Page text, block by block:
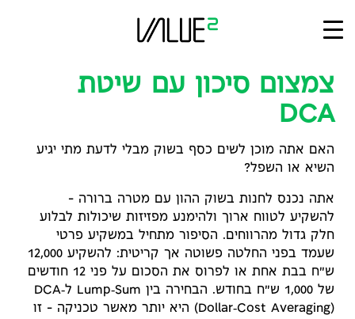
content
צמצום סיכון עם שיטת
DCA
האם אתה מוכן לשים כסף בשוק מבלי לדעת מתי יגיע
השיא או השפל?
אתה נכנס לחנות בשוק ההון עם מטרה ברורה –
להשקיע לטווח ארוך ולהימנע מפזיזות שיכולות לבלוע
חלק גדול מהרווחים. הסיפור מתחיל במשקיע פרטי
שעמד בפני החלטה פשוטה אך קריטית: להשקיע 12,000
ש"ח בבת אחת או לפרוס את הסכום על פני 12 חודשים
של 1,000 ש"ח בחודש. הבחירה בין Lump‑Sum ל‑DCA
(Dollar‑Cost Averaging) היא יותר מאשר טכניקה – זו